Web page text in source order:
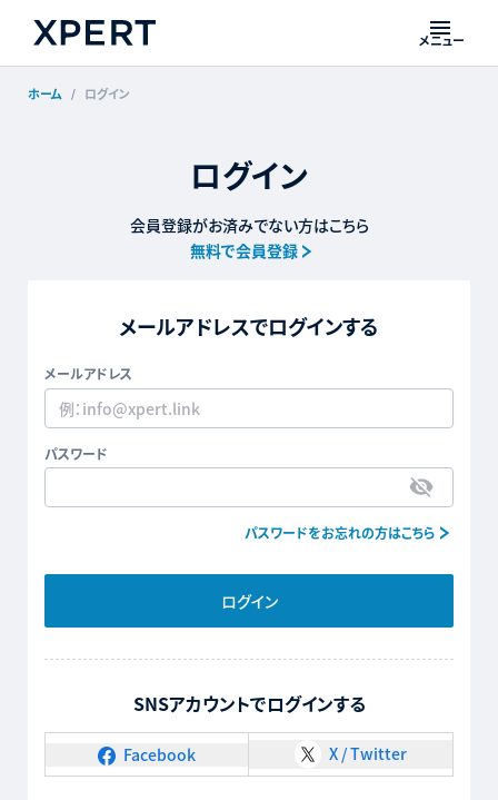
メニュー
ホーム ログイン
ログイン
会員登録がお済みでない方はこちら
無料で会員登録
メールアドレスでログインする
メールアドレス
パスワード
パスワードをお忘れの方はこちら
ログイン
SNSアカウントでログインする
Facebook X / Twitter